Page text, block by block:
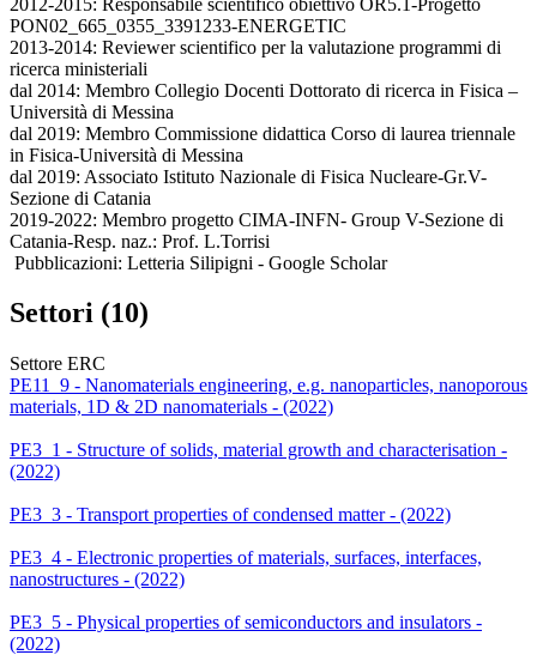
PON02_665_0355_3391233-ENERGETIC
2013-2014: Reviewer scientifico per la valutazione programmi di
ricerca ministeriali
dal 2014: Membro Collegio Docenti Dottorato di ricerca in Fisica –
Università di Messina
dal 2019: Membro Commissione didattica Corso di laurea triennale
in Fisica-Università di Messina
dal 2019: Associato Istituto Nazionale di Fisica Nucleare-Gr.V-
Sezione di Catania
2019-2022: Membro progetto CIMA-INFN- Group V-Sezione di
Catania-Resp. naz.: Prof. L.Torrisi
‪ Pubblicazioni: Letteria Silipigni‬ - ‪Google Scholar‬
Settori (10)
Settore ERC
PE11_9 - Nanomaterials engineering, e.g. nanoparticles, nanoporous
materials, 1D & 2D nanomaterials - (2022)
PE3_1 - Structure of solids, material growth and characterisation -
(2022)
PE3_3 - Transport properties of condensed matter - (2022)
PE3_4 - Electronic properties of materials, surfaces, interfaces,
nanostructures - (2022)
PE3_5 - Physical properties of semiconductors and insulators -
(2022)